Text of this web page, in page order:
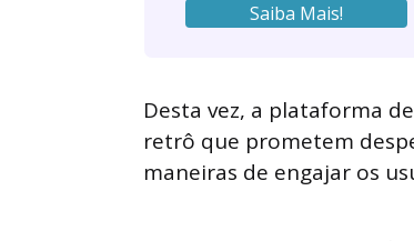
Saiba Mais!
Desta vez, a plataforma
retrô que prometem
maneiras de engajar os